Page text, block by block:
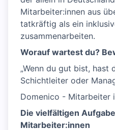
Mitarbeiter:innen aus
tatkräftig als ein
zusammenarbeiten.
Worauf wartest du?
„Wenn du gut bist, hast
Schichtleiter oder
Domenico - Mitarbeiter
Die vielfältigen
Mitarbeiter:innen